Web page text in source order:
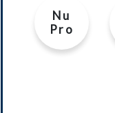
Nu
Pro